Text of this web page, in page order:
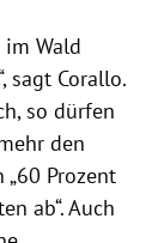
Wald
sagt Corallo.
so dürfen
den
Prozent
ab“. Auch